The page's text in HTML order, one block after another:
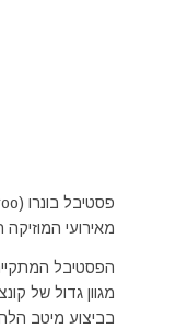
מאירועי
הפסטיבל
מגוון גדול של
בביצוע מיטב